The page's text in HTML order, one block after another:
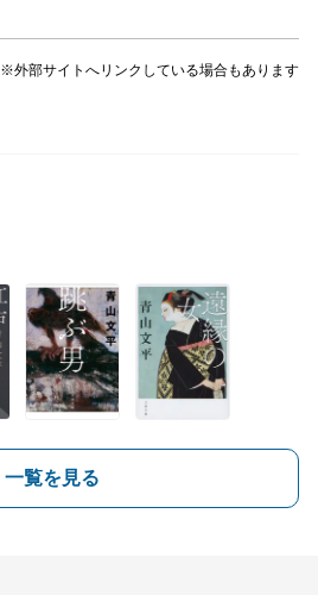
※外部サイトへリンクしている場合もあります
一覧を見る